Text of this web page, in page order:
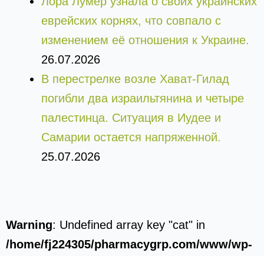
еврейских корнях, что совпало с
изменением её отношения к Украине.
26.07.2026
В перестрелке возле Хават-Гилад
погибли два израильтянина и четыре
палестинца. Ситуация в Иудее и
Самарии остается напряженной.
25.07.2026
Warning: Undefined array key "cat" in
/home/fj224305/pharmacygrp.com/www/wp-